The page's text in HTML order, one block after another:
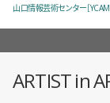
山口情報芸術センター［YCAM
ARTIST in